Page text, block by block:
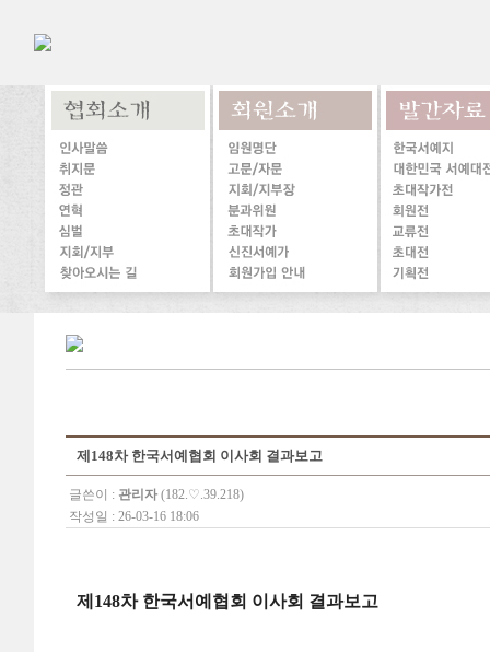
제148차 한국서예협회 이사회 결과보고
글쓴이 : 관리자 (182.♡.39.218)
작성일 : 26-03-16 18:06
제148차 한국서예협회 이사회 결과보고